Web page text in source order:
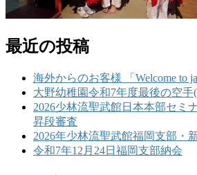
最近の投稿
海外からのお客様 「Welcome to
大野幼稚園令和7年度最後の空手
2026少林流聖武館日本本部セミ
昇段審査
2026年少林流聖武館福岡支部・
令和7年12月24日福岡支部納会